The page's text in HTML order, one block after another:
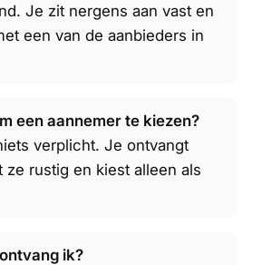
Je zit nergens aan vast en
een van de aanbieders in
een aannemer te kiezen?
verplicht. Je ontvangt
rustig en kiest alleen als
ik?